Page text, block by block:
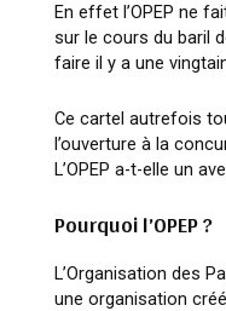
En effet l’OPEP ne
sur le cours du baril
faire il y a une
Ce cartel autrefois
l’ouverture à la
L’OPEP a-t-elle un
Pourquoi l’OPEP ?
L’Organisation des
une organisation